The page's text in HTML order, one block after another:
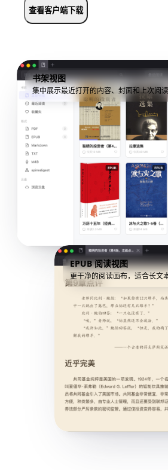
查看客户端下载
书架视图
集中展示最近打开的内容、封面和上次阅
EPUB 阅读视图
更干净的阅读画布，适合长文